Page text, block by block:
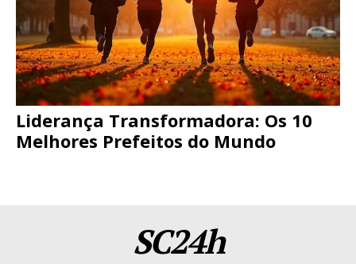
Liderança Transformadora: Os 10
Melhores Prefeitos do Mundo
SC24h